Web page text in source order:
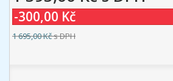
-300,00 Kč
1 695,00 Kčs DPH